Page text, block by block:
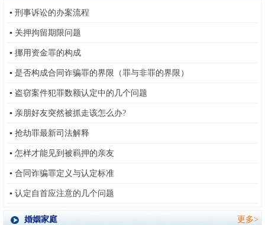
▪ 刑事诉讼的办案流程
▪ 关押拘留期限问题
▪ 挪用资金罪的构成
▪ 是否构成合同诈骗罪的界限（罪与非罪的界限）
▪ 盗窃案件犯罪数额认定中的几个问题
▪ 亲朋好友突然被抓走该怎么办?
▪ 抢劫罪最新司法解释
▪ 怎样才能见到被羁押的亲友
▪ 合同诈骗罪定义与认定标准
▪ 认定自首应注意的几个问题
更多>
婚姻家庭